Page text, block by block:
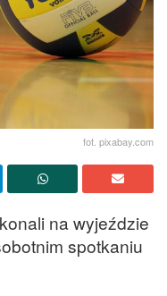
fot. pixabay.com
na wyjeździe
spotkaniu